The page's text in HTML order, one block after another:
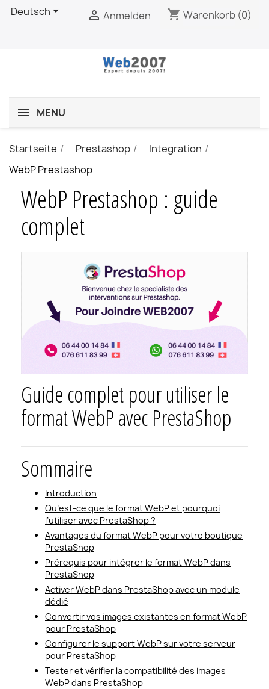
Deutsch  Anmelden shopping_cart Warenkorb (0)
MENU
Startseite Prestashop
Integration
WebP Prestashop
WebP Prestashop : guide
complet
Guide complet pour utiliser le
format WebP avec PrestaShop
Sommaire
Introduction
Qu’est-ce que le format WebP et pourquoi
l’utiliser avec PrestaShop ?
Avantages du format WebP pour votre boutique
PrestaShop
Prérequis pour intégrer le format WebP dans
PrestaShop
Activer WebP dans PrestaShop avec un module
dédié
Convertir vos images existantes en format WebP
pour PrestaShop
Configurer le support WebP sur votre serveur
pour PrestaShop
Tester et vérifier la compatibilité des images
WebP dans PrestaShop